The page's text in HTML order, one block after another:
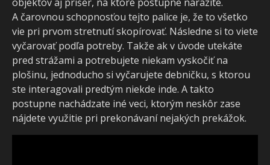
A čarovnou schopnosťou tejto palice je, že to všetko
vie pri prvom stretnutí skopírovať. Následne si to viete
vyčarovať podľa potreby. Takže ak v úvode utekáte
pred strážami a potrebujete niekam vyskočiť na
plošinu, jednoducho si vyčarujete debničku, s ktorou
ste interagovali predtým niekde inde. A takto
postupne nachádzate iné veci, ktorým neskôr zase
nájdete využitie pri prekonávaní nejakých prekážok.